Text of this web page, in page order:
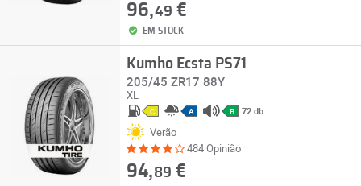
96,49 €
EM STOCK
Kumho Ecsta PS71
205/45 ZR17 88Y
XL
C A B 72 db
Verão
484 Opinião
94,89 €